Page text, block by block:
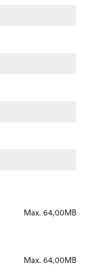
Max. 64,00MB
Max. 64,00MB